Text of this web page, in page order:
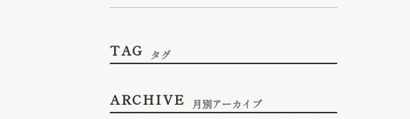
TAG タグ
ARCHIVE 月別アーカイブ